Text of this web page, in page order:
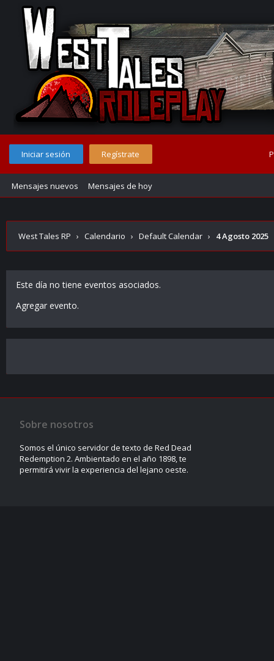
Iniciar sesión Regístrate
Mensajes nuevos Mensajes de hoy
West Tales RP › Calendario › Default Calendar › 4 Agosto 2025
Este día no tiene eventos asociados.
Agregar evento.
Sobre nosotros
Somos el único servidor de texto de Red Dead
Redemption 2. Ambientado en el año 1898, te
permitirá vivir la experiencia del lejano oeste.